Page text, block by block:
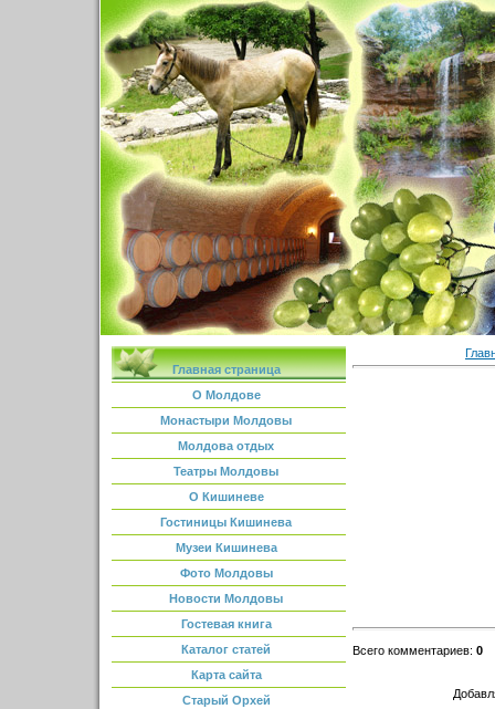
Главная страница
О Молдове
Монастыри Молдовы
Молдова отдых
Театры Молдовы
О Кишиневе
Гостиницы Кишинева
Музеи Кишинева
Фото Молдовы
Новости Молдовы
Гостевая книга
Каталог статей
Карта сайта
Старый Орхей
Всего комментариев: 0